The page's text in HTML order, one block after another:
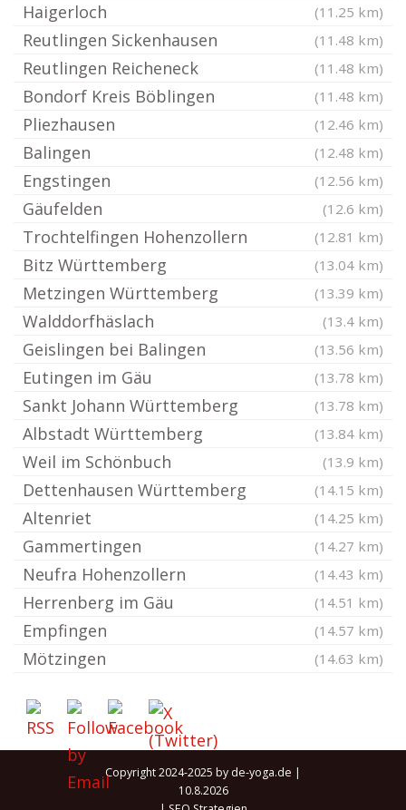
Haigerloch (11.25 km)
Reutlingen Sickenhausen (11.48 km)
Reutlingen Reicheneck (11.48 km)
Bondorf Kreis Böblingen (11.48 km)
Pliezhausen (12.46 km)
Balingen (12.48 km)
Engstingen (12.56 km)
Gäufelden (12.6 km)
Trochtelfingen Hohenzollern (12.81 km)
Bitz Württemberg (13.04 km)
Metzingen Württemberg (13.39 km)
Walddorfhäslach (13.4 km)
Geislingen bei Balingen (13.56 km)
Eutingen im Gäu (13.78 km)
Sankt Johann Württemberg (13.78 km)
Albstadt Württemberg (13.84 km)
Weil im Schönbuch (13.9 km)
Dettenhausen Württemberg (14.15 km)
Altenriet (14.25 km)
Gammertingen (14.27 km)
Neufra Hohenzollern (14.43 km)
Herrenberg im Gäu (14.51 km)
Empfingen (14.57 km)
Mötzingen (14.63 km)
Copyright 2024-2025 by de-yoga.de |
10.8.2026